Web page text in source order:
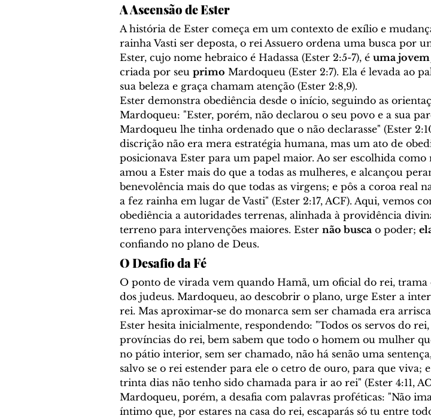
Sacerdócio Tabernáculo Sábado (Shabbat)
Comentário Bíblico - Felipe Morais Traduções - ©
Profetas Soteriologia Calvinismo
Bibliologia Lições Bíblicas Escatologia
A Ascensão de Ester
A história de Ester começa em um contexto de exílio e
rainha Vasti ser deposta, o rei Assuero ordena uma busca por
Ester, cujo nome hebraico é Hadassa (Ester 2:5-7), é uma
criada por seu primo Mardoqueu (Ester 2:7). Ela é levada ao
sua beleza e graça chamam atenção (Ester 2:8,9).
Ester demonstra obediência desde o início, seguindo as
Mardoqueu: "Ester, porém, não declarou o seu povo e a sua
Mardoqueu lhe tinha ordenado que o não declarasse" (Ester
discrição não era mera estratégia humana, mas um ato de
posicionava Ester para um papel maior. Ao ser escolhida como
amou a Ester mais do que a todas as mulheres, e alcançou
benevolência mais do que todas as virgens; e pôs a coroa real
a fez rainha em lugar de Vasti" (Ester 2:17, ACF). Aqui, vemos
obediência a autoridades terrenas, alinhada à providência
terreno para intervenções maiores. Ester não busca o poder;
confiando no plano de Deus.
O Desafio da Fé
O ponto de virada vem quando Hamã, um oficial do rei,
dos judeus. Mardoqueu, ao descobrir o plano, urge Ester a
rei. Mas aproximar-se do monarca sem ser chamada era
Ester hesita inicialmente, respondendo: "Todos os servos do
províncias do rei, bem sabem que todo o homem ou mulher
no pátio interior, sem ser chamado, não há senão uma
salvo se o rei estender para ele o cetro de ouro, para que viva;
trinta dias não tenho sido chamada para ir ao rei" (Ester 4:11,
Mardoqueu, porém, a desafia com palavras proféticas: "Não
íntimo que, por estares na casa do rei, escaparás só tu entre